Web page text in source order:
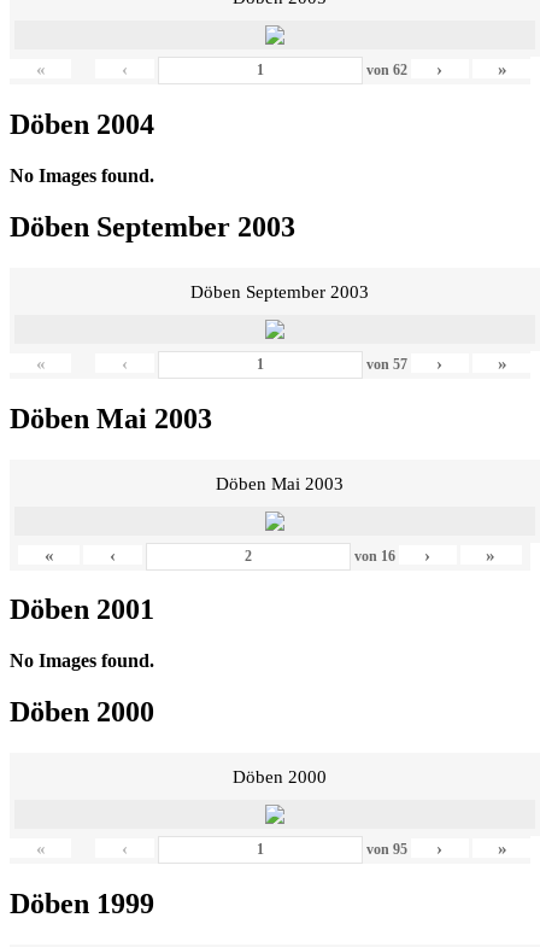
« ‹ von 62 › »
Döben 2004
No Images found.
Döben September 2003
Döben September 2003
« ‹ von 57 › »
Döben Mai 2003
Döben Mai 2003
« ‹ von 16 › »
Döben 2001
No Images found.
Döben 2000
Döben 2000
« ‹ von 95 › »
Döben 1999